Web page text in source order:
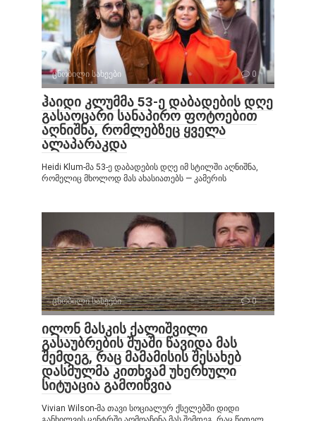
ცნობილი სახეები 0
ჰაიდი კლუმმა 53-ე დაბადების დღე
გასაოცარი სანაპირო ფოტოებით
აღნიშნა, რომლებზეც ყველა
ალაპარაკდა
Heidi Klum-მა 53-ე დაბადების დღე იმ სტილში აღნიშნა,
რომელიც მხოლოდ მას ახასიათებს — კამერის
ცნობილი სახეები 0
ილონ მასკის ქალიშვილი
გასაუბრების შუაში წავიდა მას
შემდეგ, რაც მამამისის შესახებ
დასმულმა კითხვამ უხერხული
სიტუაცია გამოიწვია
Vivian Wilson-მა თავი სოციალურ ქსელებში დიდი